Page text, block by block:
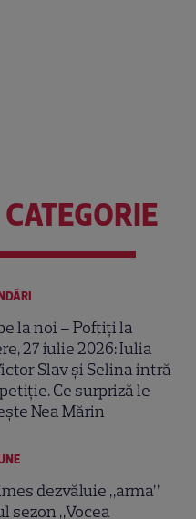
la noi – Poftiți la
27 iulie 2026: Iulia
Slav și Selina intră
Ce surpriză le
Nea Mărin
dezvăluie „arma”
sezon „Vocea